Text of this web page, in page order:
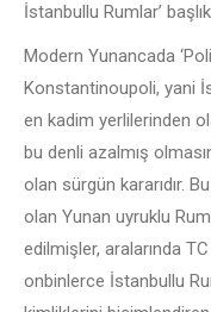
İstanbullu Rumlar’
Modern Yunancada
Konstantinoupoli, yani
en kadim yerlilerinden
bu denli azalmış
olan sürgün kararıdır.
olan Yunan uyruklu
edilmişler, aralarında
onbinlerce İstanbullu